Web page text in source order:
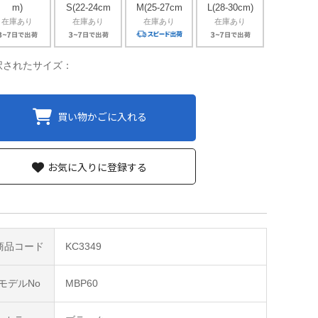
m)
在庫あり
S(22-24cm
在庫あり
M(25-27cm
在庫あり
L(28-30cm)
在庫あり
れたサイズ：
買い物かごに入れる
品コード KC3349
デルNo MBP60
お気に入りに登録する